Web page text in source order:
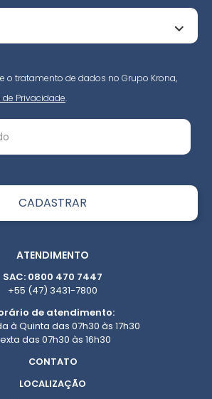
o tratamento de dados no Grupo Krona,
de Privacidade.
ATENDIMENTO
SAC: 0800 470 7447
+55 (47) 3431-7800
de atendimento:
à Quinta das 07h30 às 17h30
das 07h30 às 16h30
CONTATO
LOCALIZAÇÃO